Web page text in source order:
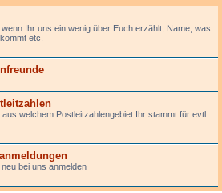
Ihr uns ein wenig über Euch erzählt, Name, was
etc.
welchem Postleitzahlengebiet Ihr stammt für evtl.
bei uns anmelden